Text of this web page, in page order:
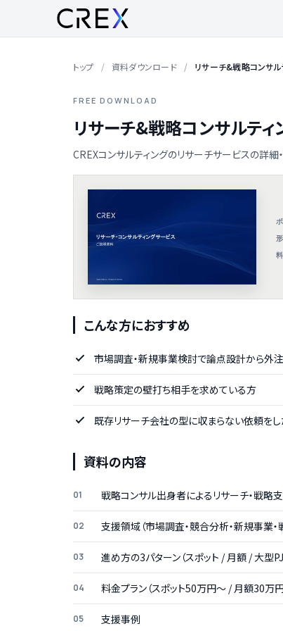
トップ 資料ダウンロード リサーチ&戦略コンサ
FREE DOWNLOAD
リサーチ&戦略コンサルテ
CREXコンサルティングのリサーチサービスの詳細
こんな方におすすめ
市場調査・新規事業検討で論点設計から外
戦略策定の壁打ち相手を求めている方
既存リサーチ会社の型に収まらない依頼を
資料の内容
戦略コンサル出身者によるリサーチ・戦略
支援領域（市場調査・競合分析・新規事業・
進め方の3パターン（スポット / 月額 / 大型PJ
料金プラン（スポット50万円〜 / 月額30万円
支援事例